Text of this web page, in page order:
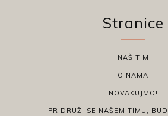
Stranice
NAŠ TIM
O NAMA
NOVAKUJMO!
PRIDRUŽI SE NAŠEM TIMU,